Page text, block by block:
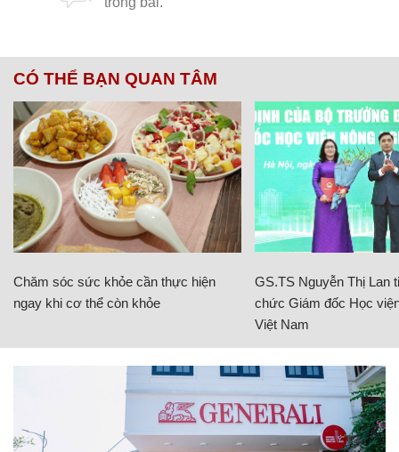
CÓ THỂ BẠN QUAN TÂM
Chăm sóc sức khỏe cần thực hiện
ngay khi cơ thể còn khỏe
GS.TS Nguyễn Thị Lan
chức Giám đốc Học
Việt Nam